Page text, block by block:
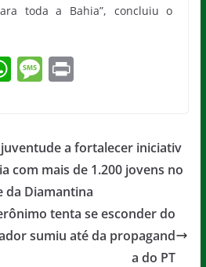
toda a Bahia”, concluiu o
W
s
A
p
p
M
a
g
e
Pr
a fortalecer iniciativ
com mais de 1.200 jovens no
da Diamantina
tenta se esconder do
sumiu até da propagand
a do PT